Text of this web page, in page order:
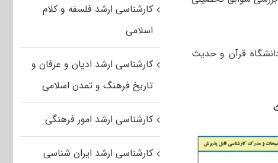
قرآن و حدیث
کارشناسی ارشد فلسفه و کلام
اسلامی
کارشناسی ارشد ادیان و عرفان و
تاریخ فرهنگ و تمدن اسلامی
کارشناسی ارشد امور فرهنگی
کارشناسی ارشد ایران شناسی